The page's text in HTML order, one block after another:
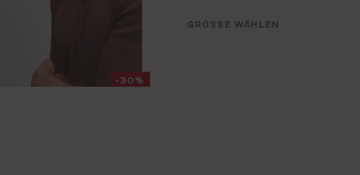
-30%
GRÖSSE WÄHLEN